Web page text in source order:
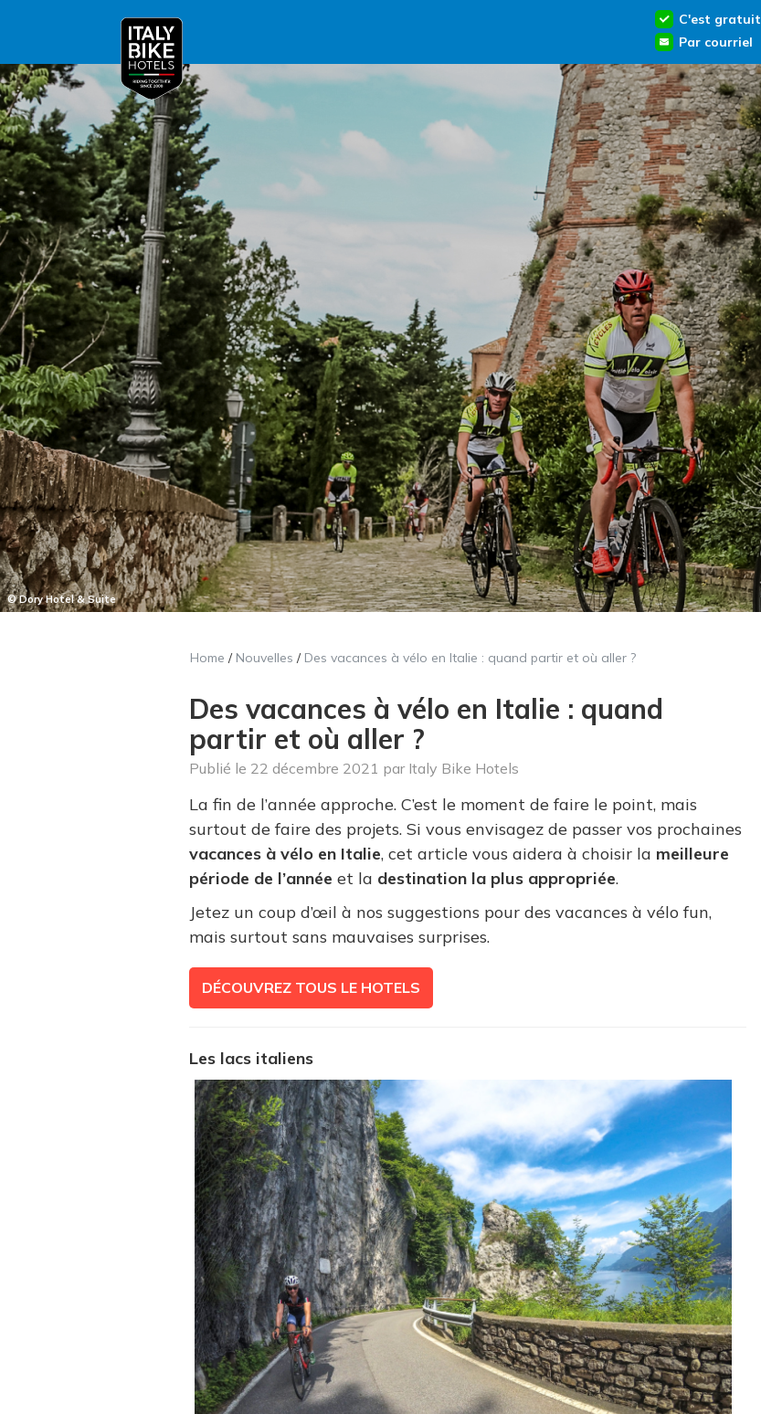
C'est gratuit
Par courriel
© Dory Hotel & Suite
Home / Nouvelles / Des vacances à vélo en Italie : quand partir et où aller ?
Des vacances à vélo en Italie : quand
partir et où aller ?
Publié le 22 décembre 2021 par Italy Bike Hotels
La fin de l’année approche. C’est le moment de faire le point, mais
surtout de faire des projets. Si vous envisagez de passer vos prochaines
vacances à vélo en Italie, cet article vous aidera à choisir la meilleure
période de l’année et la destination la plus appropriée.
Jetez un coup d’œil à nos suggestions pour des vacances à vélo fun,
mais surtout sans mauvaises surprises.
DÉCOUVREZ TOUS LE HOTELS
Les lacs italiens